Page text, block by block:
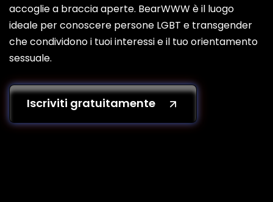
accoglie a braccia aperte. BearWWW è il luogo
ideale per conoscere persone LGBT e transgender
che condividono i tuoi interessi e il tuo orientamento
sessuale.
Iscriviti gratuitamente